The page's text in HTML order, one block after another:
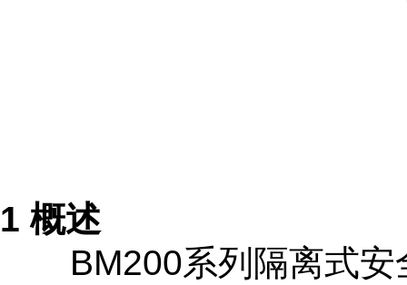
1 概述
BM200系列隔离式安